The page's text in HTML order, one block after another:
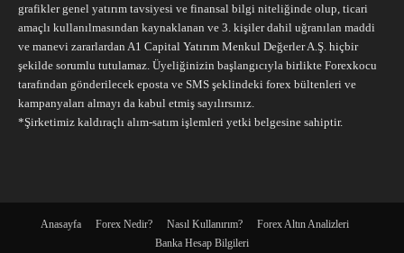
grafikler genel yatırım tavsiyesi ve finansal bilgi niteliğinde olup, ticari
amaçlı kullanılmasından kaynaklanan ve 3. kişiler dahil uğranılan maddi
ve manevi zararlardan A1 Capital Yatırım Menkul Değerler A.Ş. hiçbir
şekilde sorumlu tutulamaz. Üyeliğinizin başlangıcıyla birlikte Forexkocu
tarafından gönderilecek eposta ve SMS şeklindeki forex bültenleri ve
kampanyaları almayı da kabul etmiş sayılırsınız.
*Şirketimiz kaldıraçlı alım-satım işlemleri yetki belgesine sahiptir.
Anasayfa Forex Nedir? Nasıl Kullanırım?
Forex Altın Analizleri
Banka Hesap Bilgileri